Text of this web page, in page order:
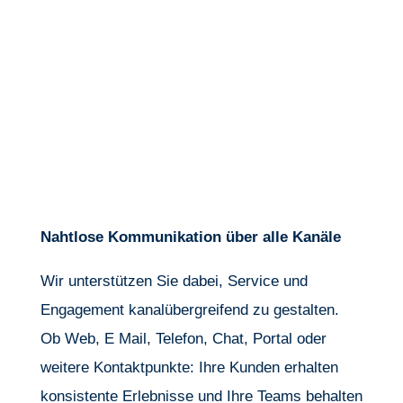
Nahtlose Kommunikation über alle Kanäle
Wir unterstützen Sie dabei, Service und
Engagement kanalübergreifend zu gestalten.
Ob Web, E Mail, Telefon, Chat, Portal oder
weitere Kontaktpunkte: Ihre Kunden erhalten
konsistente Erlebnisse und Ihre Teams behalten